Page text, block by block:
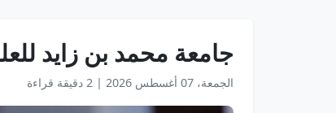
جامعة محمد بن زايد
الجمعة، 07 أغسطس 2026 | 2 دقيقة قراءة